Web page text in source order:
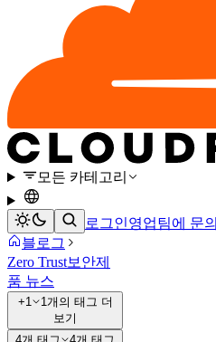
모든 카테고리
로그인영업팀에 문의
블로그
Zero Trust보안제
품 뉴스
+1
1개의 태그 더
보기